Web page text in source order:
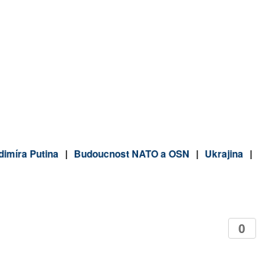
Putina | Budoucnost NATO a OSN | Ukrajina |
0